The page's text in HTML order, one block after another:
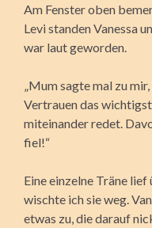
Am Fenster oben
Levi standen Vanessa
war laut geworden.
„Mum sagte mal zu
Vertrauen das
miteinander redet.
fiel!“
Eine einzelne Träne
wischte ich sie weg.
etwas zu, die darauf